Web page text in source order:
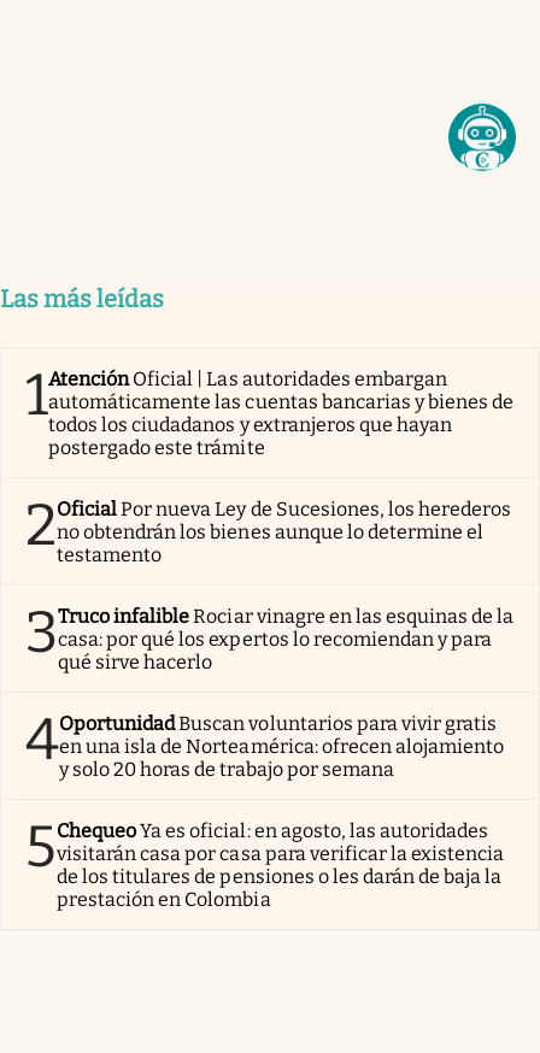
Las más leídas
1AtenciónOficial | Las autoridades embargan
automáticamente las cuentas bancarias y bienes de
todos los ciudadanos y extranjeros que hayan
postergado este trámite
2OficialPor nueva Ley de Sucesiones, los herederos
no obtendrán los bienes aunque lo determine el
testamento
3Truco infalibleRociar vinagre en las esquinas de la
casa: por qué los expertos lo recomiendan y para
qué sirve hacerlo
4OportunidadBuscan voluntarios para vivir gratis
en una isla de Norteamérica: ofrecen alojamiento
y solo 20 horas de trabajo por semana
5ChequeoYa es oficial: en agosto, las autoridades
visitarán casa por casa para verificar la existencia
de los titulares de pensiones o les darán de baja la
prestación en Colombia